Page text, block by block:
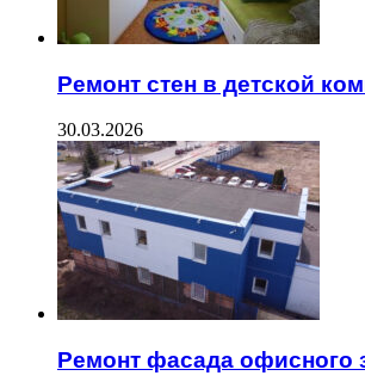
Ремонт стен в детской
30.03.2026
Ремонт фасада офисного